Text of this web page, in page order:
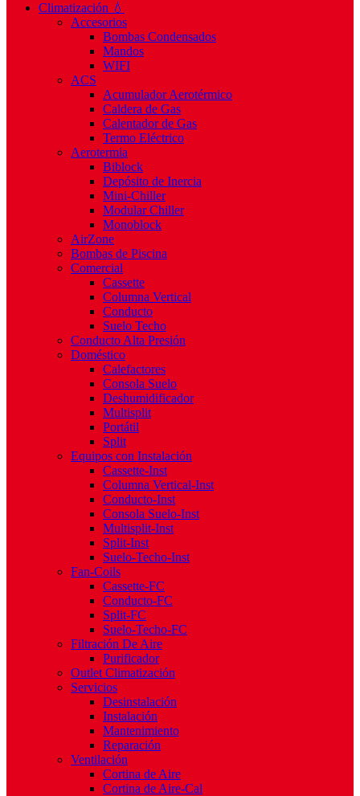
Climatización 💧
Accesorios
Bombas Condensados
Mandos
WIFI
ACS
Acumulador Aerotérmico
Caldera de Gas
Calentador de Gas
Termo Eléctrico
Aerotermia
Biblock
Depósito de Inercia
Mini-Chiller
Modular Chiller
Monoblock
AirZone
Bombas de Piscina
Comercial
Cassette
Columna Vertical
Conducto
Suelo Techo
Conducto Alta Presión
Doméstico
Calefactores
Consola Suelo
Deshumidificador
Multisplit
Portátil
Split
Equipos con Instalación
Cassette-Inst
Columna Vertical-Inst
Conducto-Inst
Consola Suelo-Inst
Multisplit-Inst
Split-Inst
Suelo-Techo-Inst
Fan-Coils
Cassette-FC
Conducto-FC
Split-FC
Suelo-Techo-FC
Filtración De Aire
Purificador
Outlet Climatización
Servicios
Desinstalación
Instalación
Mantenimiento
Reparación
Ventilación
Cortina de Aire
Cortina de Aire-Cal